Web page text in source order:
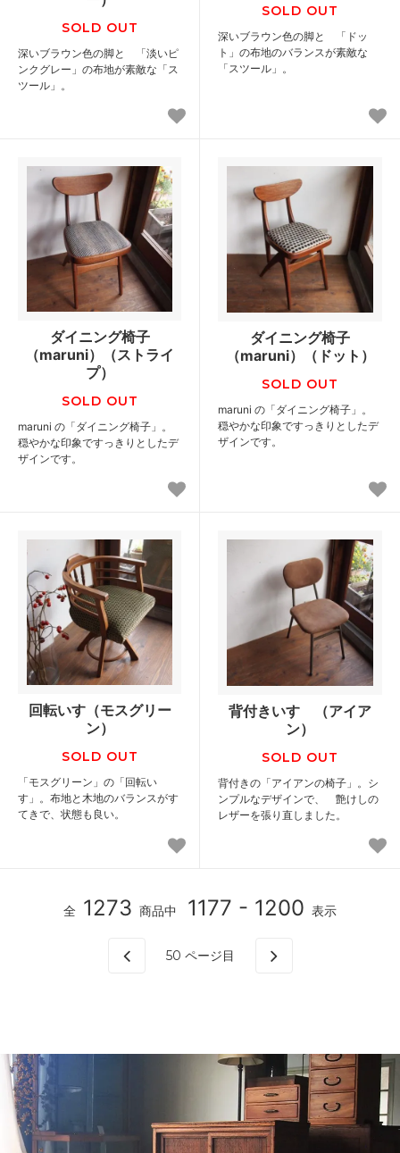
SOLD OUT
深いブラウン色の脚と 「淡いピ
ンクグレー」の布地が素敵な「ス
ツール」。
SOLD OUT
深いブラウン色の脚と 「ドッ
ト」の布地のバランスが素敵な
「スツール」。
ダイニング椅子
（maruni）（ストライ
プ）
SOLD OUT
maruni の「ダイニング椅子」。
穏やかな印象ですっきりとしたデ
ザインです。
ダイニング椅子
（maruni）（ドット）
SOLD OUT
maruni の「ダイニング椅子」。
穏やかな印象ですっきりとしたデ
ザインです。
回転いす（モスグリー
ン）
SOLD OUT
「モスグリーン」の「回転い
す」。布地と木地のバランスがす
てきで、状態も良い。
背付きいす （アイア
ン）
SOLD OUT
背付きの「アイアンの椅子」。シ
ンプルなデザインで、 艶けしの
レザーを張り直しました。
全 1273 商品中 1177 - 1200 表示
50 ページ目